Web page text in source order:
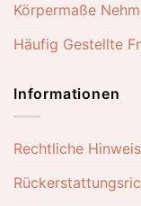
Körpermaße
Häufig Gestellte
Informationen
Rechtliche